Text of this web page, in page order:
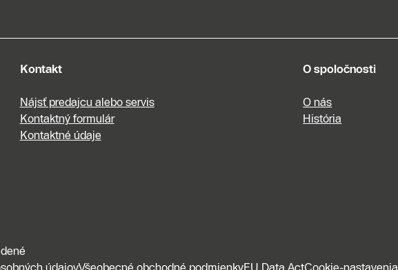
Kontakt
Nájsť predajcu alebo servis
Kontaktný formulár
Kontaktné údaje
O spoločnosti
O nás
História